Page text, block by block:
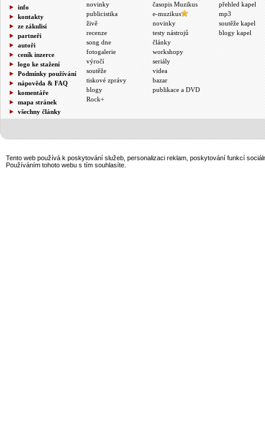
info
kontakty
ze zákulisí
partneři
autoři
ceník inzerce
logo ke stažení
Podmínky používání
nápověda & FAQ
komentáře
mapa stránek
všechny články
novinky
publicistika
živě
recenze
song dne
fotogalerie
výročí
soutěže
tiskové zprávy
blogy
Rock+
časopis Muzikus
e-muzikus
novinky
testy nástrojů
články
workshopy
seriály
videa
bazar
publikace a DVD
přehled kapel
mp3
soutěže kapel
blogy kapel
Tento web používá k poskytování služeb, personalizaci reklam, poskytování funkcí
Používáním tohoto webu s tím souhlasíte.